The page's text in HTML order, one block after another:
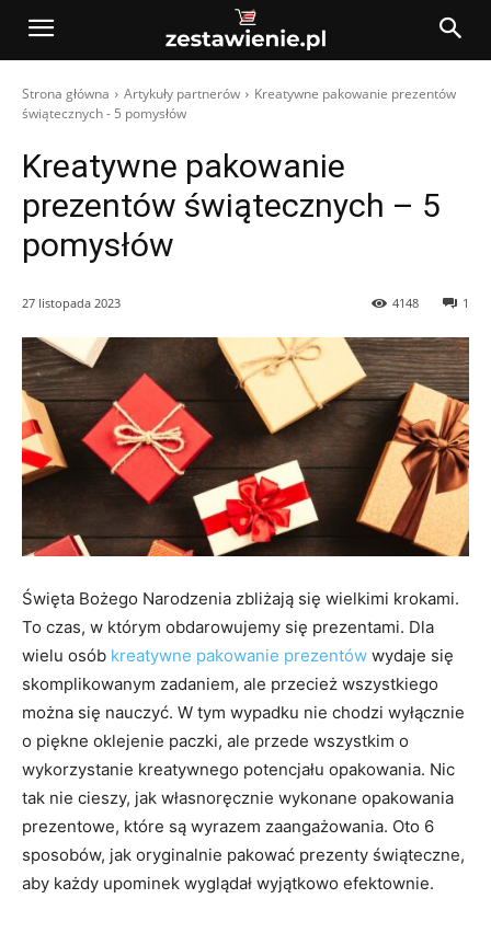
Strona główna Artykuły partnerów
Kreatywne pakowanie prezentów
świątecznych - 5 pomysłów
Kreatywne pakowanie
prezentów świątecznych – 5
pomysłów
27 listopada 2023 1
4148
Święta Bożego Narodzenia zbliżają się wielkimi krokami.
To czas, w którym obdarowujemy się prezentami. Dla
wielu osób kreatywne pakowanie prezentów wydaje się
skomplikowanym zadaniem, ale przecież wszystkiego
można się nauczyć. W tym wypadku nie chodzi wyłącznie
o piękne oklejenie paczki, ale przede wszystkim o
wykorzystanie kreatywnego potencjału opakowania. Nic
tak nie cieszy, jak własnoręcznie wykonane opakowania
prezentowe, które są wyrazem zaangażowania. Oto 6
sposobów, jak oryginalnie pakować prezenty świąteczne,
aby każdy upominek wyglądał wyjątkowo efektownie.